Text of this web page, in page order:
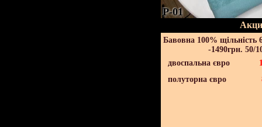
P-01
Бавовна 100% щільність
-1490грн. 50/
двоспальна євро
полуторна євро